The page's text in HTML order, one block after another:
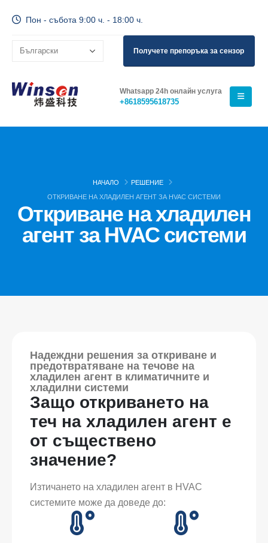
Пон - събота 9:00 ч. - 18:00 ч.
Получете препоръка за сензор
Whatsapp 24h онлайн услуга
+8618595618735
НАЧАЛО
РЕШЕНИЕ
ОТКРИВАНЕ НА ХЛАДИЛЕН АГЕНТ ЗА HVAC СИСТЕМИ
Откриване на хладилен
агент за HVAC системи
Надеждни решения за откриване и
предотвратяване на течове на
хладилен агент в климатичните и
хладилни системи
Защо откриването на
теч на хладилен агент е
от съществено
значение?
Изтичането на хладилен агент в HVAC
системите може да доведе до: